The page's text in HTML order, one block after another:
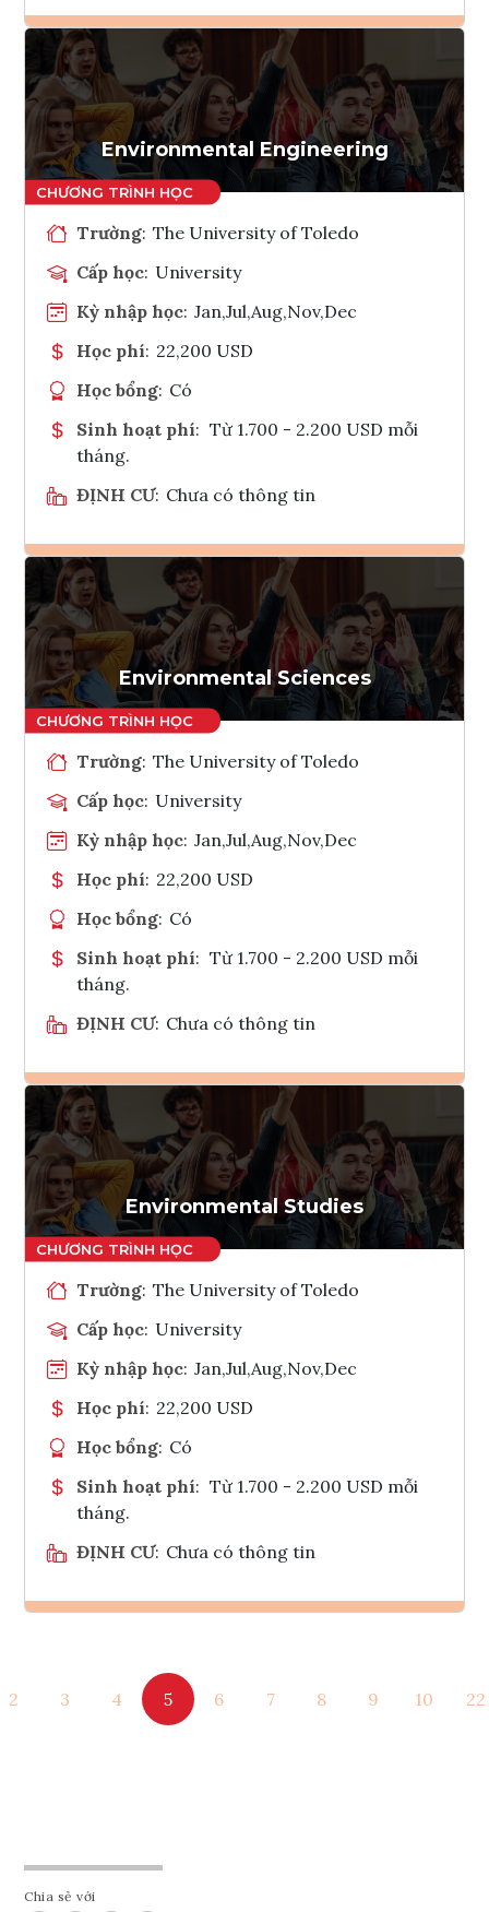
Ghi danh
Tham vấn Interlink
Environmental Engineering
Trường: The University of Toledo
Cấp học: University
Kỳ nhập học: Jan,Jul,Aug,Nov,Dec
Học phí: 22,200 USD
Học bổng: Có
Sinh hoạt phí: Từ 1.700 - 2.200 USD mỗi
tháng.
ĐỊNH CƯ: Chưa có thông tin
Ghi danh
Tham vấn Interlink
Environmental Sciences
Trường: The University of Toledo
Cấp học: University
Kỳ nhập học: Jan,Jul,Aug,Nov,Dec
Học phí: 22,200 USD
Học bổng: Có
Sinh hoạt phí: Từ 1.700 - 2.200 USD mỗi
tháng.
ĐỊNH CƯ: Chưa có thông tin
Ghi danh
Tham vấn Interlink
Environmental Studies
Trường: The University of Toledo
Cấp học: University
Kỳ nhập học: Jan,Jul,Aug,Nov,Dec
Học phí: 22,200 USD
Học bổng: Có
Sinh hoạt phí: Từ 1.700 - 2.200 USD mỗi
tháng.
ĐỊNH CƯ: Chưa có thông tin
Tham vấn Interlink
2 3 4 5 6 7 8 9 10 22
Chia sẻ với